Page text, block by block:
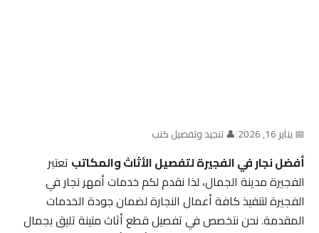
📅 يناير 16, 2026 |👤 تنجيد وتفصيل كنب
أفضل نجار في الفجيرة لتفصيل الأثاث والمكاتبتعتبر
الفجيرة مدينة الجمال، لذا نقدم لكم خدمات أمهر نجار في
الفجيرة لتنفيذ كافة أعمال النجارة لضمان جودة الخدمات
المقدمة. نحن نتخصص في تفصيل قطع أثاث متينة تليق بجمال